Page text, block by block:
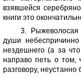
взявшейся
книги это
3.
души
нездешнего (а за
направо петь о том,
разговору,